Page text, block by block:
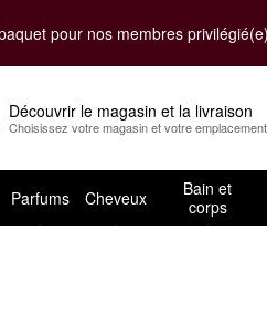
pour nos membres
Découvrir le magasin et la livraison
Choisissez votre magasin et votre emplacement
Parfums Cheveux
Bain et
corps